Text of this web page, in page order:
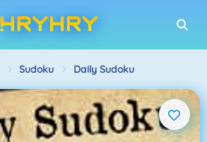
Sudoku Daily Sudoku